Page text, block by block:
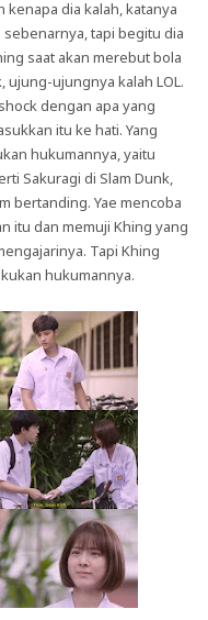
kenapa dia kalah, katanya
tapi begitu dia
saat akan merebut bola
ujungnya kalah LOL.
dengan apa yang
itu ke hati. Yang
hukumannya, yaitu
Sakuragi di Slam Dunk,
bertanding. Yae mencoba
itu dan memuji Khing yang
Tapi Khing
hukumannya.